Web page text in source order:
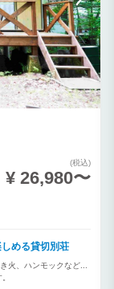
験ください。 【ひらき
激によって感覚をひら
彷彿とさせる壁面、鏑
物。荒船の自然を凝縮し
ン、創作活動、読書、
心庵（サウナ小屋）】
の心を空にするサウナ
アのストーブはセルフ
も用意する予定です。
℃〜冬９℃（シング
して１４℃前後です。
原の自然に包まれ「外
ままの原風景の中で、
小鳥のさえずり、風の
倍音の無限の広がりも
くことで、薪ストー
呂も完備しております
、ピラティス、フィ
ボール、フィットネス
(税込)
¥ 26,980〜
める貸切別荘
火、ハンモックなど...